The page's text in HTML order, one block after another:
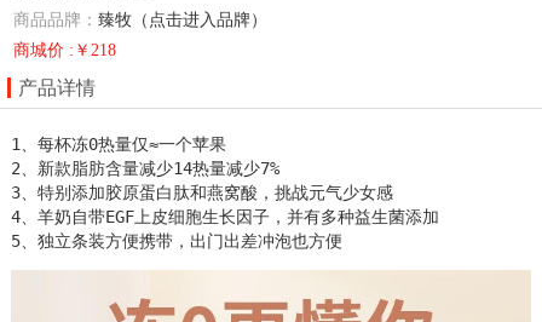
商品品牌：臻牧（点击进入品牌）
商城价 :￥218
产品详情
1、每杯冻0热量仅≈一个苹果
2、新款脂肪含量减少14热量减少7%
3、特别添加胶原蛋白肽和燕窝酸，挑战元气少女感
4、羊奶自带EGF上皮细胞生长因子，并有多种益生菌添加
5、独立条装方便携带，出门出差冲泡也方便